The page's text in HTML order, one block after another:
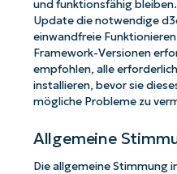
und funktionsfähig
Update die notwendige
einwandfreie
Framework-Versionen
empfohlen, alle
installieren, bevor sie
mögliche Probleme zu
Allgemeine
Die allgemeine Stimmung